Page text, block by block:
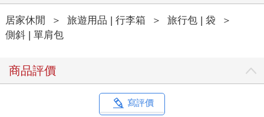
居家休閒 ＞ 旅遊用品 | 行李箱 ＞ 旅行包 | 袋
＞
側斜 | 單肩包
商品評價
寫評價